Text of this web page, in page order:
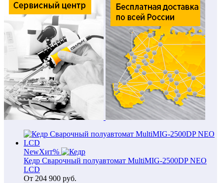
NewХит%
Кедр Сварочный полуавтомат MultiMIG-2500DP NEO
LCD
От 204 900 руб.